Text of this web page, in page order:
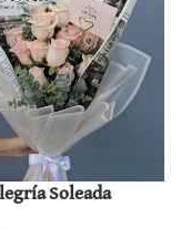
Soleada